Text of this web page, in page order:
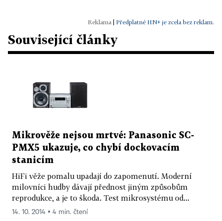
Předplatné HN+ je zcela bez reklam.
Související články
Mikrověže nejsou mrtvé: Panasonic SC-
PMX5 ukazuje, co chybí dockovacím
stanicím
HiFi věže pomalu upadají do zapomenutí. Moderní
milovníci hudby dávají přednost jiným způsobům
reprodukce, a je to škoda. Test mikrosystému od...
14. 10. 2014 ▪ 4 min. čtení